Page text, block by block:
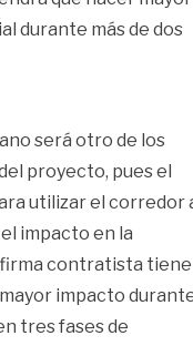
durante más de dos
será otro de los
proyecto, pues el
utilizar el corredor
impacto en la
firma contratista tiene
impacto
tres fases de